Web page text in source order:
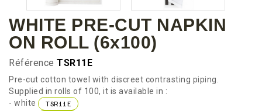
WHITE PRE-CUT NAPKIN
ON ROLL (6x100)
Référence TSR11E
Pre-cut cotton towel with discreet contrasting piping.
Supplied in rolls of 100, it is available in :
- white
TSR11E